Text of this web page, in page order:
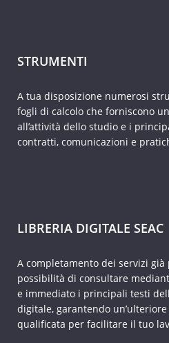
STRUMENTI
A tua disposizione numerosi
fogli di calcolo che forniscono
all’attività dello studio e i
contratti, comunicazioni e
LIBRERIA DIGITALE SEAC
A completamento dei servizi già
possibilità di consultare
e immediato i principali testi
digitale, garantendo
qualificata per facilitare il tuo